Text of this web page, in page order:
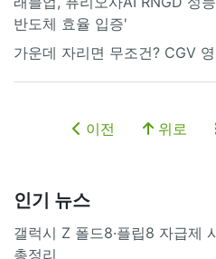
반도체 효율 입증'
가운데 자리면 무조건? CGV
이전 위로
인기 뉴스
갤럭시 Z 폴드8·플립8 자급제
총정리